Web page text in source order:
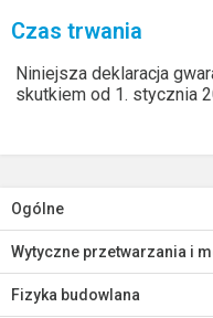
Czas trwania
Niniejsza deklaracja
skutkiem od 1. stycznia
Ogólne
Wytyczne przetwarzania i
Fizyka budowlana